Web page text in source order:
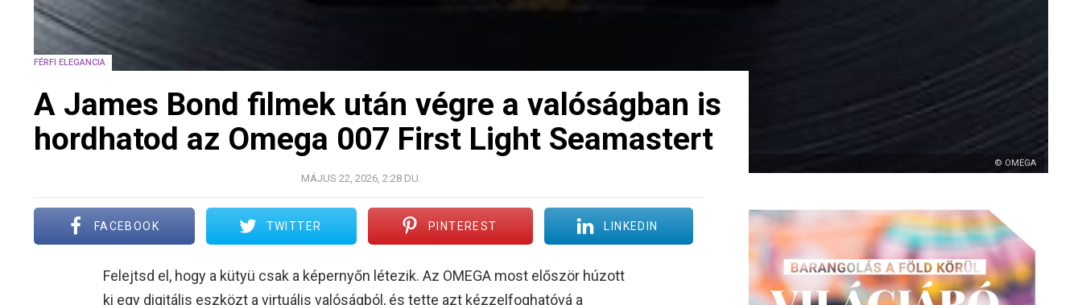
FÉRFI ELEGANCIA
A James Bond filmek után végre a valóságban is
hordhatod az Omega 007 First Light Seamastert
© OMEGA
MÁJUS 22, 2026, 2:28 DU.
FACEBOOK TWITTER PINTEREST LINKEDIN
Felejtsd el, hogy a kütyü csak a képernyőn létezik. Az OMEGA most először húzott
ki egy digitális eszközt a virtuális valóságból, és tette azt kézzelfoghatóvá a